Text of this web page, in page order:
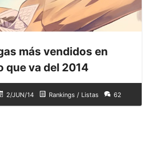
más vendidos en
que va del 2014
2/JUN/14 Rankings / Listas 62